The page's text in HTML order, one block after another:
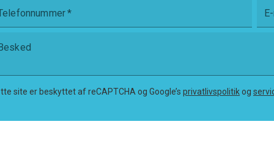
*
site er beskyttet af reCAPTCHA og Google’s privatlivspolitikog